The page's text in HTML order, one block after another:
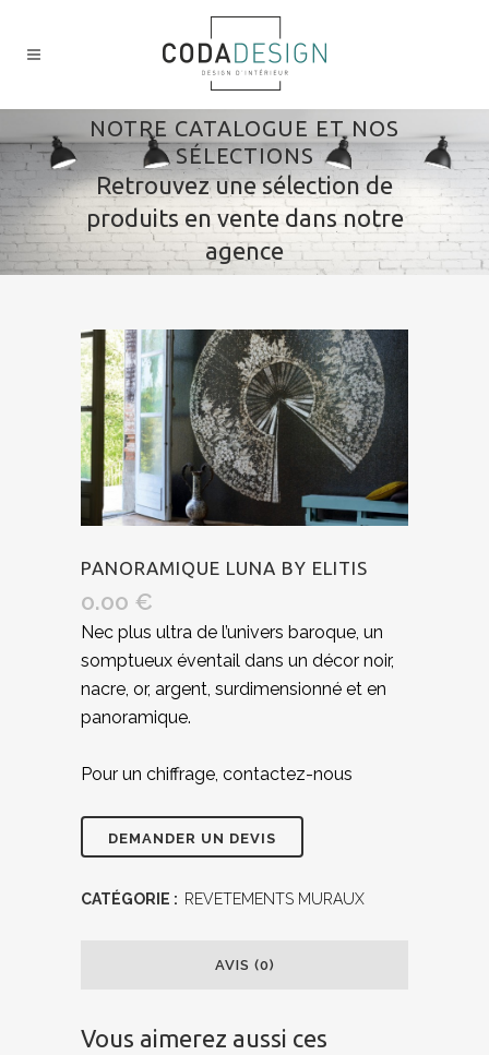
NOTRE CATALOGUE ET NOS
SÉLECTIONS
Retrouvez une sélection de
produits en vente dans notre
agence
PANORAMIQUE LUNA BY ELITIS
0.00 €
Nec plus ultra de l’univers baroque, un
somptueux éventail dans un décor noir,
nacre, or, argent, surdimensionné et en
panoramique.
Pour un chiffrage, contactez-nous
CATÉGORIE : REVETEMENTS MURAUX
AVIS (0)
Vous aimerez aussi ces